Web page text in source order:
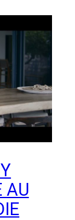
AU